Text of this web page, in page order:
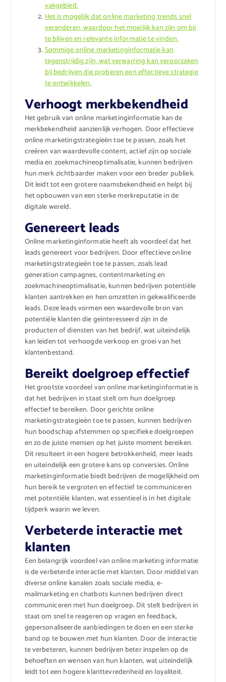
vakgebied.
Het is mogelijk dat online marketing trends snel
veranderen, waardoor het moeilijk kan zijn om bij
te blijven en relevante informatie te vinden.
Sommige online marketinginformatie kan
tegenstrijdig zijn, wat verwarring kan veroorzaken
bij bedrijven die proberen een effectieve strategie
te ontwikkelen.
Verhoogt merkbekendheid
Het gebruik van online marketinginformatie kan de
merkbekendheid aanzienlijk verhogen. Door effectieve
online marketingstrategieën toe te passen, zoals het
creëren van waardevolle content, actief zijn op sociale
media en zoekmachineoptimalisatie, kunnen bedrijven
hun merk zichtbaarder maken voor een breder publiek.
Dit leidt tot een grotere naamsbekendheid en helpt bij
het opbouwen van een sterke merkreputatie in de
digitale wereld.
Genereert leads
Online marketinginformatie heeft als voordeel dat het
leads genereert voor bedrijven. Door effectieve online
marketingstrategieën toe te passen, zoals lead
generation campagnes, contentmarketing en
zoekmachineoptimalisatie, kunnen bedrijven potentiële
klanten aantrekken en hen omzetten in gekwalificeerde
leads. Deze leads vormen een waardevolle bron van
potentiële klanten die geïnteresseerd zijn in de
producten of diensten van het bedrijf, wat uiteindelijk
kan leiden tot verhoogde verkoop en groei van het
klantenbestand.
Bereikt doelgroep effectief
Het grootste voordeel van online marketinginformatie is
dat het bedrijven in staat stelt om hun doelgroep
effectief te bereiken. Door gerichte online
marketingstrategieën toe te passen, kunnen bedrijven
hun boodschap afstemmen op specifieke doelgroepen
en zo de juiste mensen op het juiste moment bereiken.
Dit resulteert in een hogere betrokkenheid, meer leads
en uiteindelijk een grotere kans op conversies. Online
marketinginformatie biedt bedrijven de mogelijkheid om
hun bereik te vergroten en effectief te communiceren
met potentiële klanten, wat essentieel is in het digitale
tijdperk waarin we leven.
Verbeterde interactie met
klanten
Een belangrijk voordeel van online marketing informatie
is de verbeterde interactie met klanten. Door middel van
diverse online kanalen zoals sociale media, e-
mailmarketing en chatbots kunnen bedrijven direct
communiceren met hun doelgroep. Dit stelt bedrijven in
staat om snel te reageren op vragen en feedback,
gepersonaliseerde aanbiedingen te doen en een sterke
band op te bouwen met hun klanten. Door de interactie
te verbeteren, kunnen bedrijven beter inspelen op de
behoeften en wensen van hun klanten, wat uiteindelijk
leidt tot een hogere klanttevredenheid en loyaliteit.